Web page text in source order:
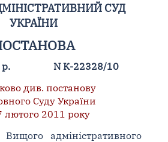
СУД
УКРАЇНИ
N К-22328/10
див. постанову
Суду України
лютого 2011 року
Вищого адміністративного